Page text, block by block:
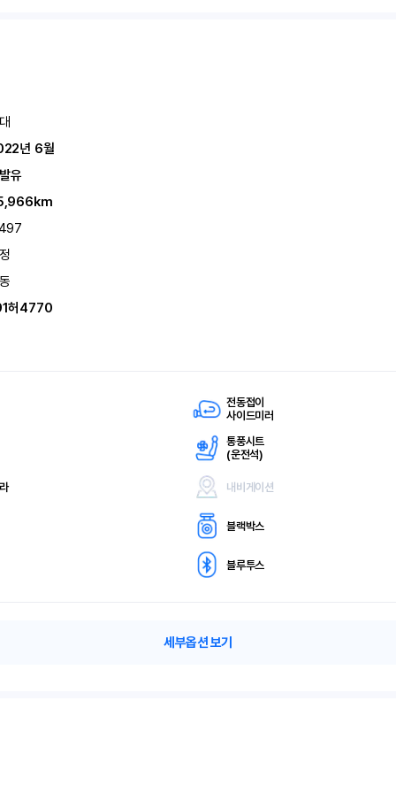
년 6월
유
허4770
전동접이
사이드미러
통풍시트
(운전석)
내비게이션
블랙박스
블루투스
세부옵션 보기